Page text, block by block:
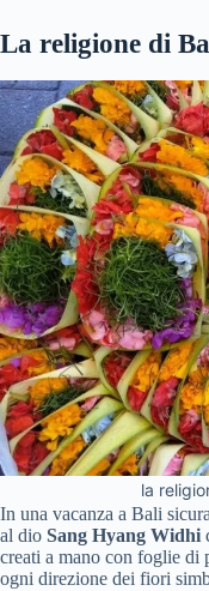
La religione di
la
In una vacanza a Bali
al dio Sang Hyang Widhi
creati a mano con foglie di
ogni direzione dei fiori